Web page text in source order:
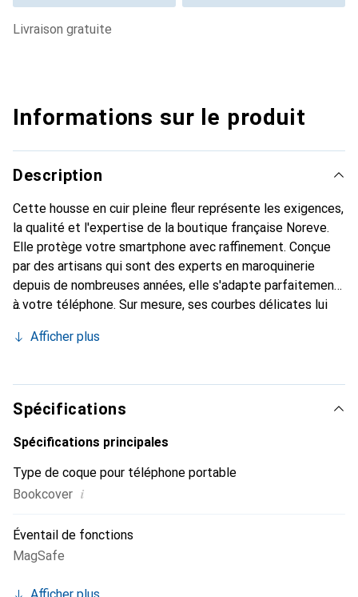
livraison gratuite
Informations sur le produit
Description
Cette housse en cuir pleine fleur représente les exigences,
la qualité et l'expertise de la boutique française Noreve.
Elle protège votre smartphone avec raffinement. Conçue
par des artisans qui sont des experts en maroquinerie
depuis de nombreuses années, elle s'adapte parfaitement
à votre téléphone. Sur mesure, ses courbes délicates lui
l'accessoire élégant et indispensable de votre
produits de haute qualité, la marque Noreve est un choix
sûr pour une clientèle exigeante.
Afficher plus
Spécifications
Spécifications principales
Type de coque pour téléphone portable
Bookcover i
Éventail de fonctions
MagSafe